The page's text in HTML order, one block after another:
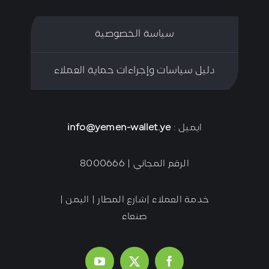
سياسة الخصوصية
دليل سياسات وإجراءات حماية العملاء
ايميل :info@yemen-wallet.ye
الرقم المجاني | 8000666
خدمة العملاء |شارع المطار | اليمن |
صنعاء